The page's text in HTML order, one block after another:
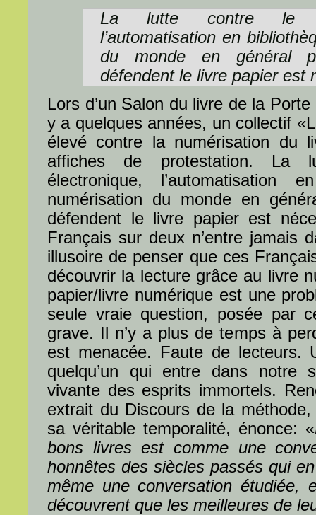
La lutte contre le
l’automatisation en
du monde en général
défendent le livre papier est
Lors d’un Salon du livre de la
y a quelques années, un collectif
élevé contre la numérisation du
affiches de protestation. La
électronique, l’automatisation
numérisation du monde en
défendent le livre papier est
Français sur deux n’entre jamais
illusoire de penser que ces
découvrir la lecture grâce au livre
papier/livre numérique est une
seule vraie question, posée par
grave. Il n’y a plus de temps à
est menacée. Faute de lecteurs.
quelqu’un qui entre dans notre
vivante des esprits immortels.
extrait du Discours de la
sa véritable temporalité, énonce: «
bons livres est comme une
honnêtes des siècles passés qui
même une conversation étudiée,
découvrent que les meilleures de